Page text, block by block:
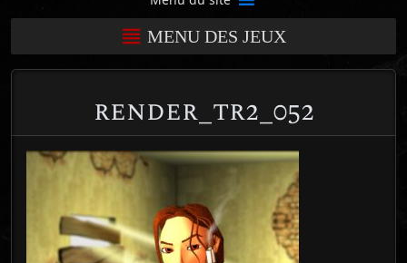
MENU DES JEUX
render_tr2_052